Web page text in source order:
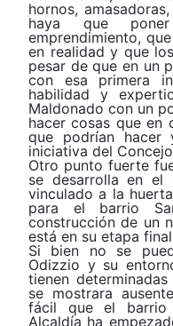
hornos,
haya que
emprendimiento,
en realidad y que
pesar de que en un
con esa primera
habilidad y
Maldonado con un
hacer cosas que en
que podrían
iniciativa del
Otro punto fuerte
se desarrolla en el
vinculado a la
para el barrio
construcción de un
está en su etapa
Si bien no se
Odizzio y su
tienen
se mostrara
fácil que el barrio
Alcaldía ha